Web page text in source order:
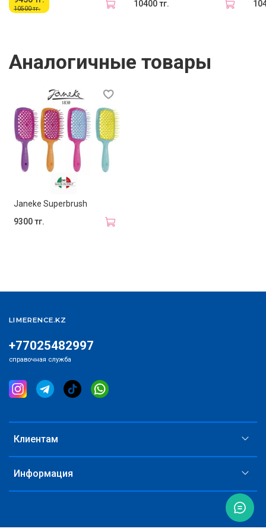
10500 тг.
10400 тг.
Аналогичные товары
Janeke Superbrush
9300 тг.
Клиентам
Информация
+77025482997
справочная служба
LIMERENCE.KZ